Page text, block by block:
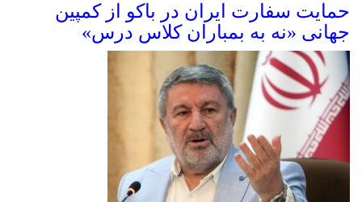
حمایت سفارت ایران در باکو از کمپین
جهانی «نه به بمباران کلاس درس»